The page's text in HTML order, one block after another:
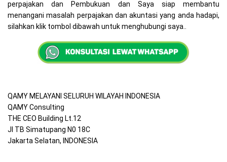
perpajakan dan Pembukuan dan Saya siap membantu
menangani masalah perpajakan dan akuntasi yang anda hadapi,
silahkan klik tombol dibawah untuk menghubungi saya..
QAMY MELAYANI SELURUH WILAYAH INDONESIA
QAMY Consulting
THE CEO Building Lt.12
Jl TB Simatupang N0 18C
Jakarta Selatan, INDONESIA